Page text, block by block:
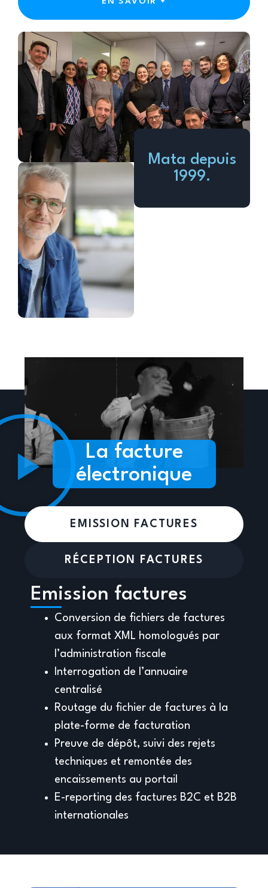
Mata depuis
1999.
La facture
électronique
EMISSION FACTURES
RÉCEPTION FACTURES
Emission factures
Conversion de fichiers de factures
aux format XML homologués par
l’administration fiscale
Interrogation de l’annuaire
centralisé
Routage du fichier de factures à la
plate-forme de facturation
Preuve de dépôt, suivi des rejets
techniques et remontée des
encaissements au portail
E-reporting des factures B2C et B2B
internationales